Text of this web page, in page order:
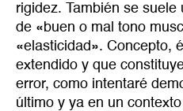
rigidez. También se
de «buen o mal tono
«elasticidad». Concepto,
extendido y que
error, como intentaré
último y ya en un